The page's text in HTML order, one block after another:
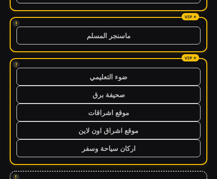
!
ماسنجر المسلم
!
ضوء التعليمي
صحيفة برق
موقع اشراقات
موقع اشراق اون لاين
اركان سياحة وسفر
!